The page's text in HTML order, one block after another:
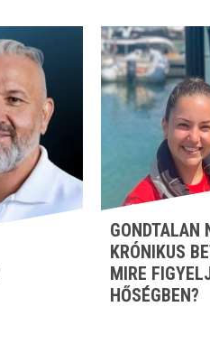
GONDTALAN
KRÓNIKUS
MIRE
HŐSÉGBEN?